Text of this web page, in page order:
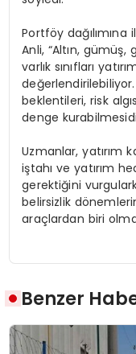
Portföy
Anli, “Altın,
varlık sınıfları
değerlendirilebiliyor.
beklentileri, risk
denge
Uzmanlar, yatırım
iştahı ve yatırım
gerektiğini
belirsizlik
araçlardan biri
Benzer